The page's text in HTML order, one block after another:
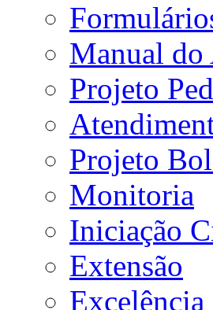
Manual do
Projeto
Projeto
Monitoria
Iniciação
Extensão
Excelência